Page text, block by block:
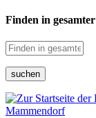
Finden in
suchen